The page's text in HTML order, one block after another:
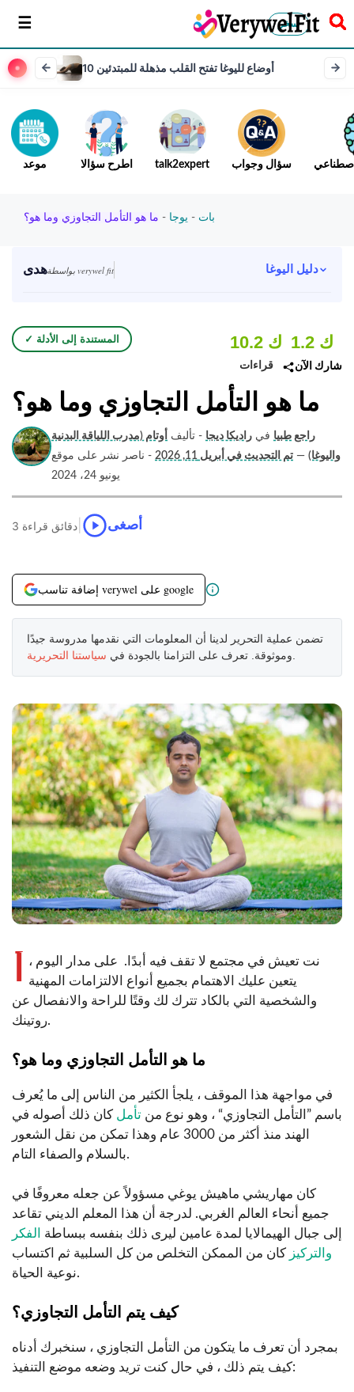
سخر
10 أوضاع لليوغا تفتح القلب مذهلة للمبتدئين
موعد اطرح سؤالا talk2expert سؤال وجواب
بات - يوجا - ما هو التأمل التجاوزي وما هو؟
هدى بواسطة verywel fit دليل اليوغا
✓ المستندة إلى الأدلة 10.2 ك
قراءات
1.2 ك
شارك الآن
ما هو التأمل التجاوزي وما هو؟
راجع طبيا في راديكا ديجا - تأليف
أوتام (مدرب اللياقة البدنية
واليوغا) — تم التحديث في أبريل 11, 2026
- ناصر نشر على موقع
يونيو 24، 2024
3 دقائق قراءة أصغى
إضافة تناسب verywel على google
تضمن عملية التحرير لدينا أن المعلومات التي نقدمها مدروسة جيدًا
وموثوقة. تعرف على التزامنا بالجودة في سياستنا التحريرية
نت تعيش في مجتمع لا تقف فيه أبدًا. على مدار اليوم ،
يتعين عليك الاهتمام بجميع أنواع الالتزامات المهنية
والشخصية التي بالكاد تترك لك وقتًا للراحة والانفصال عن
روتينك.
ما هو التأمل التجاوزي وما هو؟
في مواجهة هذا الموقف ، يلجأ الكثير من الناس إلى ما يُعرف
باسم ”التأمل التجاوزي“ ، وهو نوع من تأمل كان ذلك أصوله في
الهند منذ أكثر من 3000 عام وهذا تمكن من نقل الشعور
بالسلام والصفاء التام.
كان مهاريشي ماهيش يوغي مسؤولاً عن جعله معروفًا في
جميع أنحاء العالم الغربي. لدرجة أن هذا المعلم الديني تقاعد
إلى جبال الهيمالايا لمدة عامين ليرى ذلك بنفسه ببساطة
الفكر
والتركيز كان من الممكن التخلص من كل السلبية ثم اكتساب
نوعية الحياة.
كيف يتم التأمل التجاوزي؟
بمجرد أن تعرف ما يتكون من التأمل التجاوزي ، سنخبرك أدناه
كيف يتم ذلك ، في حال كنت تريد وضعه موضع التنفيذ: